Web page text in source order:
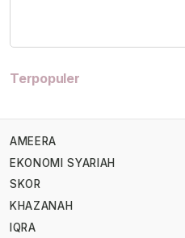
Terpopuler
AMEERA
EKONOMI SYARIAH
SKOR
KHAZANAH
IQRA